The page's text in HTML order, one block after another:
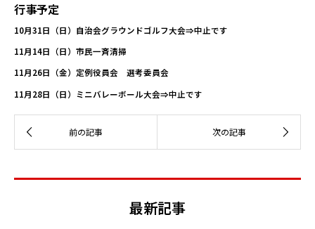
行事予定
10月31日（日）自治会グラウンドゴルフ大会⇒中止です
11月14日（日）市民一斉清掃
11月26日（金）定例役員会 選考委員会
11月28日（日）ミニバレーボール大会⇒中止です
最新記事